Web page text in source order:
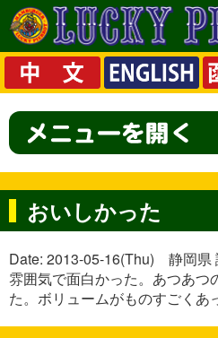
おいしかった
Date: 2013-05-16(Thu) 静岡県
雰囲気で面白かった。あつあつ
た。ボリュームがものすごくあ